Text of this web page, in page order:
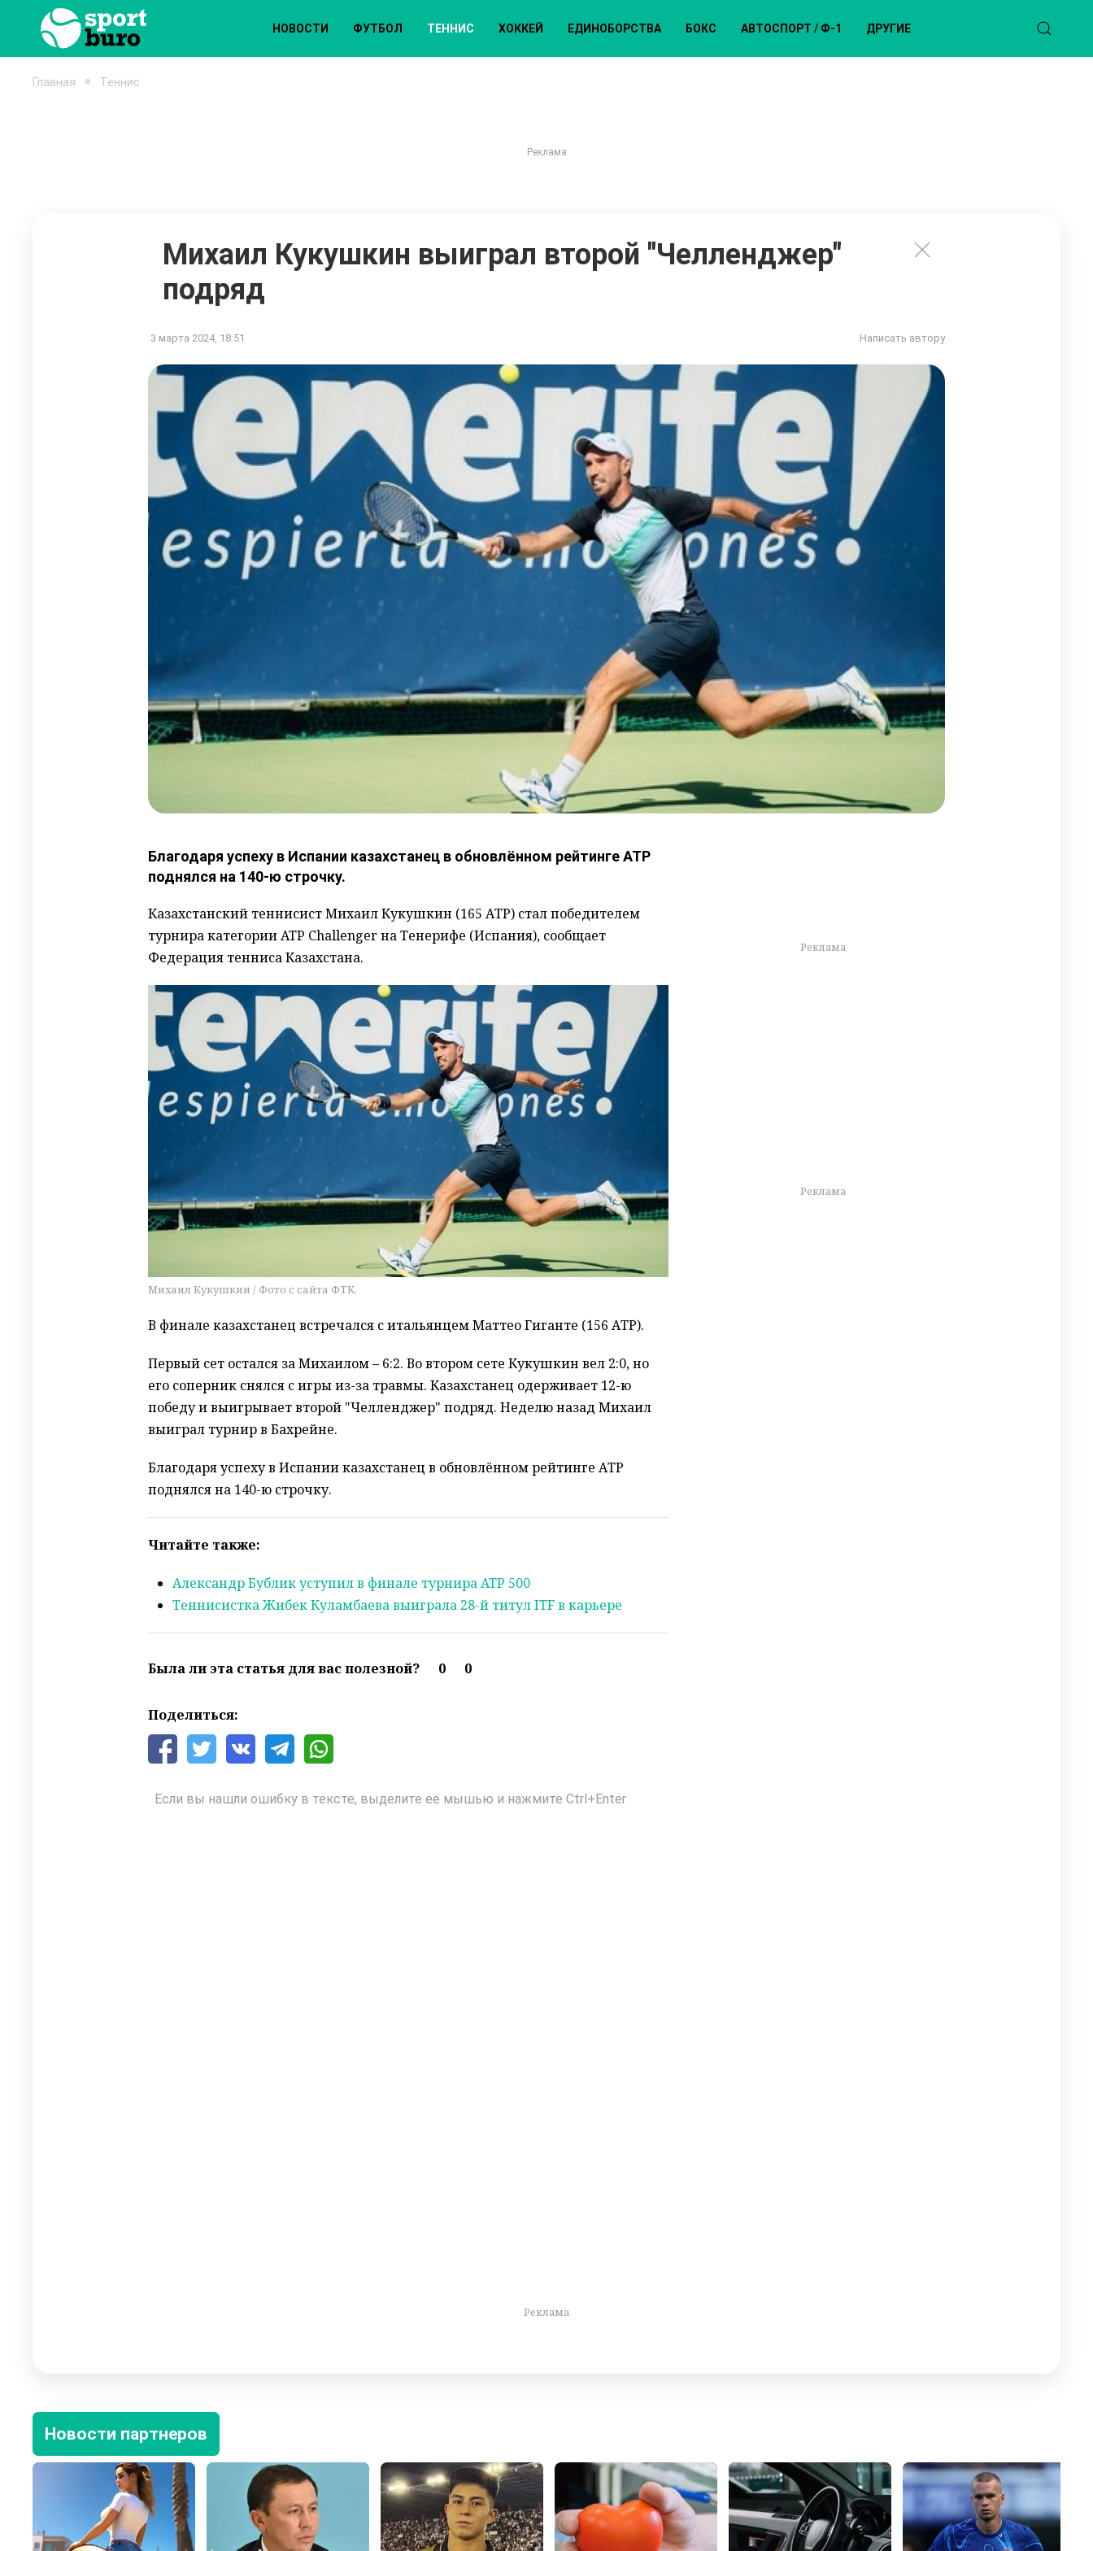
НОВОСТИ ФУТБОЛ ТЕННИС ХОККЕЙ ЕДИНОБОРСТВА БОКС АВТОСПОРТ / Ф-1 ДРУГИЕ
Главная Теннис
Михаил Кукушкин выиграл второй "Челленджер"
подряд
3 марта 2024, 18:51 Написать автору
Благодаря успеху в Испании казахстанец в обновлённом рейтинге АТР
поднялся на 140-ю строчку.
Казахстанский теннисист Михаил Кукушкин (165 АТР) стал победителем
турнира категории ATP Challenger на Тенерифе (Испания), сообщает
Федерация тенниса Казахстана.
Михаил Кукушкин / Фото с сайта ФТК.
В финале казахстанец встречался с итальянцем Маттео Гиганте (156 АТР).
Первый сет остался за Михаилом – 6:2. Во втором сете Кукушкин вел 2:0, но
его соперник снялся с игры из-за травмы. Казахстанец одерживает 12-ю
победу и выигрывает второй "Челленджер" подряд. Неделю назад Михаил
выиграл турнир в Бахрейне.
Благодаря успеху в Испании казахстанец в обновлённом рейтинге АТР
поднялся на 140-ю строчку.
Читайте также:
Александр Бублик уступил в финале турнира ATP 500
Теннисистка Жибек Куламбаева выиграла 28-й титул ITF в карьере
Была ли эта статья для вас полезной? 0 0
Поделиться:
Если вы нашли ошибку в тексте, выделите её мышью и нажмите Ctrl+Enter
Новости партнеров